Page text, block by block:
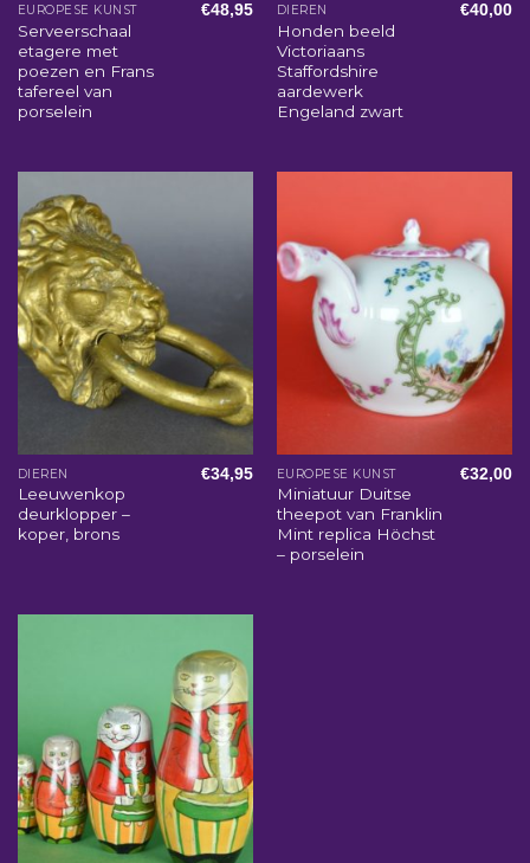
EUROPESE KUNST
Serveerschaal
etagere met
poezen en Frans
tafereel van
porselein
€48,95 DIEREN
Honden beeld
Victoriaans
Staffordshire
aardewerk
Engeland zwart
€40,00
DIEREN
Leeuwenkop
deurklopper –
koper, brons
€34,95 EUROPESE KUNST
Miniatuur Duitse
theepot van Franklin
Mint replica Höchst
– porselein
€32,00